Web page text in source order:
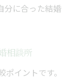
分に合った結婚
相談所
イントです。